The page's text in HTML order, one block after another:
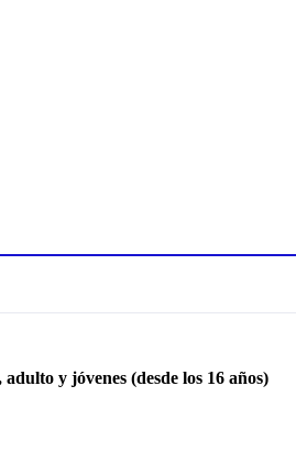
y jóvenes (desde los 16 años)